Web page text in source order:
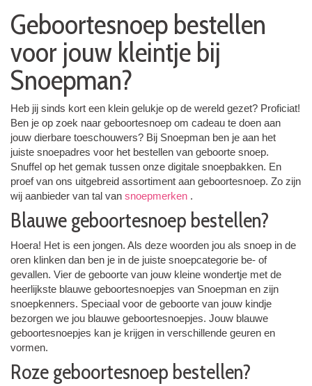
Geboortesnoep bestellen
voor jouw kleintje bij
Snoepman?
Heb jij sinds kort een klein gelukje op de wereld gezet? Proficiat!
Ben je op zoek naar geboortesnoep om cadeau te doen aan
jouw dierbare toeschouwers? Bij Snoepman ben je aan het
juiste snoepadres voor het bestellen van geboorte snoep.
Snuffel op het gemak tussen onze digitale snoepbakken. En
proef van ons uitgebreid assortiment aan geboortesnoep. Zo zijn
wij aanbieder van tal van snoepmerken .
Blauwe geboortesnoep bestellen?
Hoera! Het is een jongen. Als deze woorden jou als snoep in de
oren klinken dan ben je in de juiste snoepcategorie be- of
gevallen. Vier de geboorte van jouw kleine wondertje met de
heerlijkste blauwe geboortesnoepjes van Snoepman en zijn
snoepkenners. Speciaal voor de geboorte van jouw kindje
bezorgen we jou blauwe geboortesnoepjes. Jouw blauwe
geboortesnoepjes kan je krijgen in verschillende geuren en
vormen.
Roze geboortesnoep bestellen?